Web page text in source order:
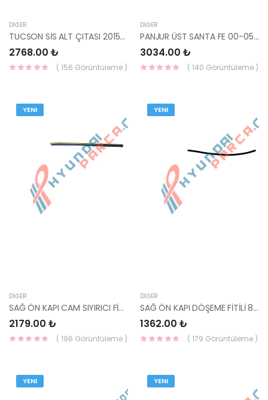
DIĞER
TUCSON SİS ALT ÇITASI 2015=> SOL (BOYANIR) 86527-D7000-HMC
2768.00 ₺
( 156 Görüntüleme )
DIĞER
PANJUR ÜST SANTA FE 00-05 YS 86351-26902-YS
3034.00 ₺
( 140 Görüntüleme )
YENI
DIĞER
SAĞ ÖN KAPI CAM SIYIRICI FİTİLİ NİKELAJLI TUCSON 2016- 82220-D3011-YS
2179.00 ₺
( 196 Görüntüleme )
YENI
DIĞER
SAĞ ÖN KAPI DÖŞEME FİTİLİ 82241-4F000 -HMC
1362.00 ₺
( 179 Görüntüleme )
YENI YENI